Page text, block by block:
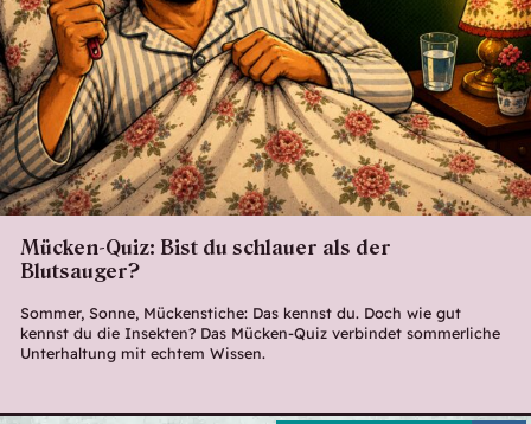
Mücken-Quiz: Bist du schlauer als der
Blutsauger?
Sommer, Sonne, Mückenstiche: Das kennst du. Doch wie gut
kennst du die Insekten? Das Mücken-Quiz verbindet sommerliche
Unterhaltung mit echtem Wissen.